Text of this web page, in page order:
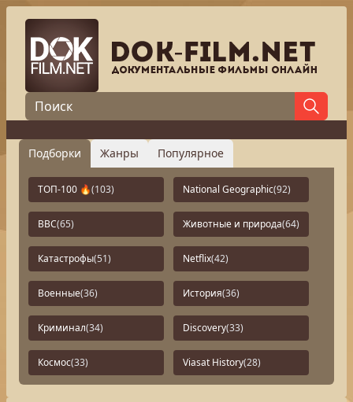
Подборки Жанры Популярное
ТОП-100 🔥(103) National Geographic(92)
BBC(65) Животные и природа(64)
Катастрофы(51) Netflix(42)
Военные(36) История(36)
Криминал(34) Discovery(33)
Космос(33) Viasat History(28)